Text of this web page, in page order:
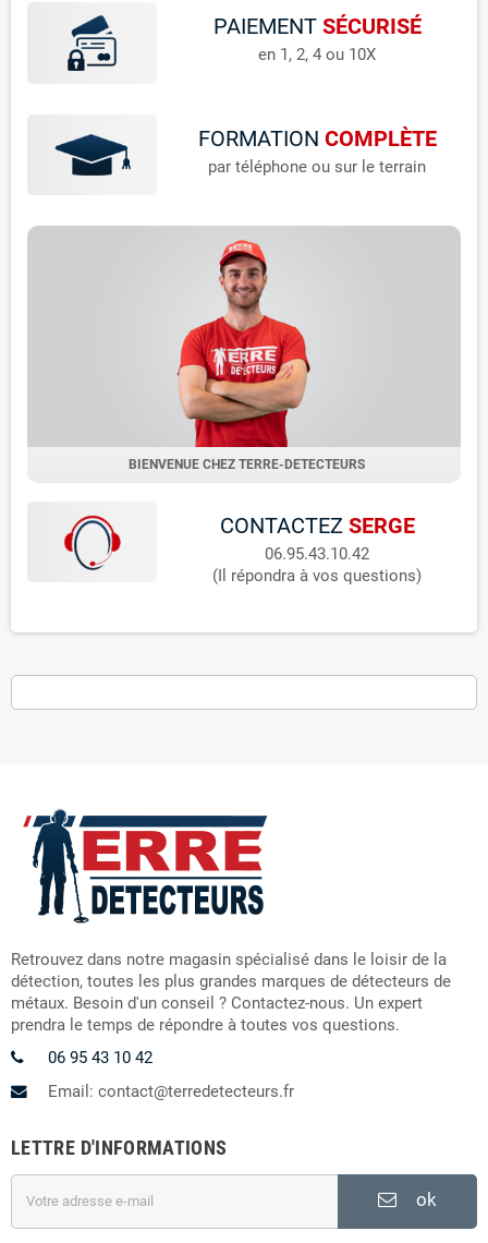
PAIEMENT SÉCURISÉ
en 1, 2, 4 ou 10X
FORMATION COMPLÈTE
par téléphone ou sur le terrain
BIENVENUE CHEZ TERRE-DETECTEURS
CONTACTEZ SERGE
06.95.43.10.42
(Il répondra à vos questions)
Retrouvez dans notre magasin spécialisé dans le loisir de la
détection, toutes les plus grandes marques de détecteurs de
métaux. Besoin d'un conseil ? Contactez-nous. Un expert
prendra le temps de répondre à toutes vos questions.
06 95 43 10 42
Email: contact@terredetecteurs.fr
LETTRE D'INFORMATIONS
ok